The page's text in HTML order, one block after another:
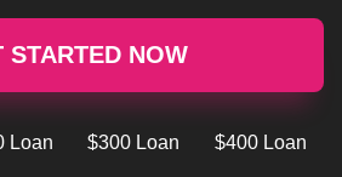
STARTED NOW
Loan $300 Loan $400 Loan